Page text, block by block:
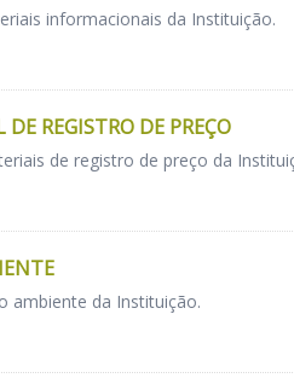
informacionais da Instituição.
REGISTRO DE PREÇO
de registro de preço da
ambiente da Instituição.